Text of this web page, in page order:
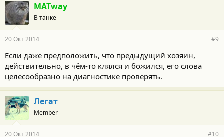
MATway
В танке
20 Окт 2014 #9
Если даже предположить, что предыдущий хозяин,
действительно, в чём-то клялся и божился, его слова
целесообразно на диагностике проверять.
Легат
Member
20 Окт 2014 #10